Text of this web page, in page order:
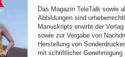
Das Magazin TeleTalk sowie
Abbildungen sind
Manuskripts erwirbt der
sowie zur Vergabe von
Herstellung von
mit schriftlicher